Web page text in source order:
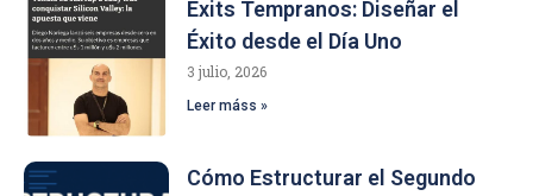
Exits Tempranos: Diseñar el
Éxito desde el Día Uno
3 julio, 2026
Leer máss »
Cómo Estructurar el Segundo